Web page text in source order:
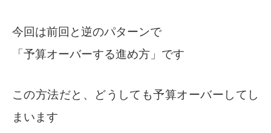
今回は前回と逆のパターンで
「予算オーバーする進め方」です
この方法だと、どうしても予算オーバーしてし
まいます